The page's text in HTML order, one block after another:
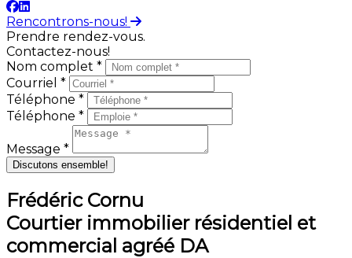
Rencontrons-nous!
Prendre rendez-vous.
Contactez-nous!
Nom complet *
Courriel *
Téléphone *
Téléphone *
Message *
Discutons ensemble!
Frédéric Cornu
Courtier immobilier résidentiel et
commercial agréé DA